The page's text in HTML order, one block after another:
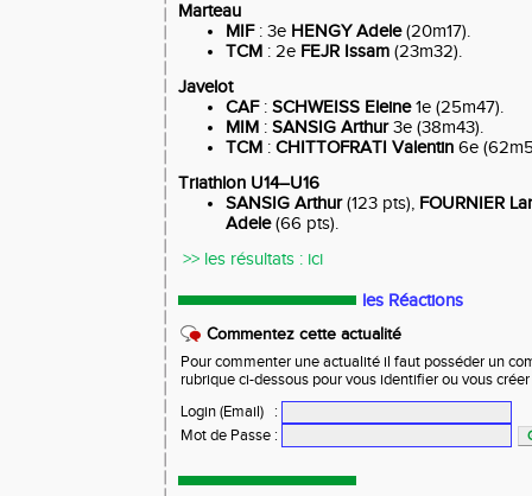
Marteau
MIF: 3e HENGY Adele(20m17).
TCM : 2e FEJR Issam (23m32).
Javelot
CAF: SCHWEISS Eleine1e (25m47).
MIM : SANSIG Arthur3e (38m43).
TCM : CHITTOFRATI Valentin 6e
Triathlon U14–U16
SANSIG Arthur(123 pts), FOURNIER
Adele(66 pts).
>> les résultats : ici
les Réactions
Commentez cette actualité
Pour commenter une actualité il faut posséder un
rubrique ci-dessous pour vous identifier ou vous
Login (Email)
:
Mot de Passe :